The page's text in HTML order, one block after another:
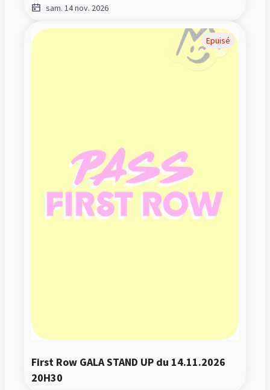
sam. 14 nov. 2026
Epuisé
First Row GALA STAND UP du 14.11.2026
20H30